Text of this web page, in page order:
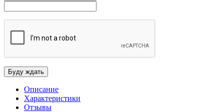
Описание
Характеристики
Отзывы